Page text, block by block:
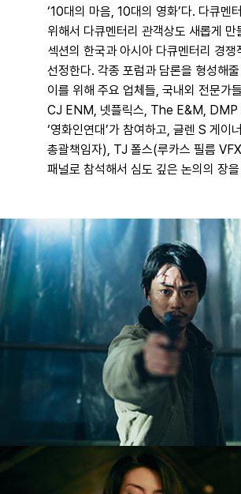
‘10대의 마음, 10대의 영화’다. 다큐멘
위해서 다큐멘터리 관객상도 새롭게 만
섹션의 한국과 아시아 다큐멘터리 경쟁
선정한다. 각종 포럼과 담론을 형성해
이를 위해 주요 업체들, 국내외 전문가
CJ ENM, 넷플릭스, The E&M, DMP
‘영화인연대’가 참여하고, 글렌 S 게이
총괄책임자), TJ 폴스(루카스 필름
패널로 참석해서 심도 깊은 논의의 장